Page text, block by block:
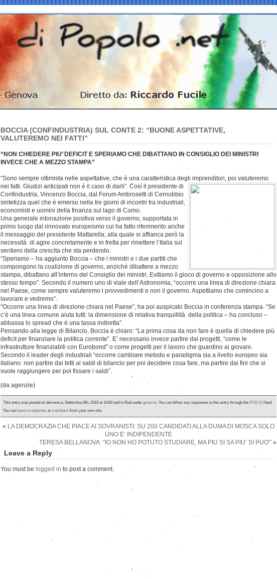
BOCCIA (CONFINDUSTRIA) SUL CONTE 2: “BUONE ASPETTATIVE,
VALUTEREMO NEI FATTI”
“NON CHIEDERE PIU’ DEFICIT E SPERIAMO CHE DIBATTANO IN CONSIGLIO DEI MINISTRI
INVECE CHE A MEZZO STAMPA”
“Sono sempre ottimista nelle aspettative, che è una caratteristica degli imprenditori, poi valuteremo
nei fatti. Giudizi anticipati non è il caso di darli”. Così il presidente di
Confindustria, Vincenzo Boccia, dal Forum Ambrosetti di Cernobbio
sintetizza quel che è emerso nella tre giorni di incontri tra industriali,
economisti e uomini della finanza sul lago di Como.
Una generale intonazione positiva verso il governo, supportata in
primo luogo dal rinnovato europeismo cui ha fatto riferimento anche
il messaggio del presidente Mattarella; alla quale si affianca però la
necessità di agire concretamente e in fretta per rimettere l’Italia sul
sentiero della crescita che sta perdendo.
“Speriamo – ha aggiunto Boccia – che i ministri e i due partiti che
compongono la coalizione di governo, anzichè dibattere a mezzo
stampa, dibattano all’interno del Consiglio dei ministri. Evitiamo il gioco di governo e opposizione allo
stesso tempo”. Secondo il numero uno di viale dell’Astronomia, “occorre una linea di direzione chiara
nel Paese, come sempre valuteremo i provvedimenti e non il governo. Aspettiamo che comincino a
lavorare e vedremo”.
“Occorre una linea di direzione chiara nel Paese”, ha poi auspicato Boccia in conferenza stampa. “Se
c’è una linea comune aiuta tutti: la dimensione di relativa tranquillità della politica – ha concluso –
abbassa lo spread che è una tassa indiretta”.
Pensando alla legge di Bilancio, Boccia è chiaro: “La prima cosa da non fare è quella di chiedere più
deficit per finanziare la politica corrente”. E’ necessario invece partire dai progetti, “come le
infrastrutture finanziabili con Eurobond” o come progetti per il lavoro che guardino ai giovani.
Secondo il leader degli industriali “occorre cambiare metodo e paradigma sia a livello europeo sia
italiano: non partire dai tetti ai saldi di bilancio per poi decidere cosa fare, ma partire dai fini che si
vuole raggiungere per poi fissare i saldi”.
(da agenzie)
This entry was posted on domenica, Settembre 8th, 2019 at 14:50 and is filed undergoverno. You can follow any responses to this entry through theRSS 2.0feed.
You canleave a response, ortrackbackfrom your own site.
« LA DEMOCRAZIA CHE PIACE AI SOVRANISTI: SU 200 CANDIDATI ALLA DUMA DI MOSCA SOLO
UNO E’ INDIPENDENTE
TERESA BELLANOVA: “IO NON HO POTUTO STUDIARE, MA PIU SI SA PIU’ SI PUO'” »
Leave a Reply
You must be logged in to post a comment.